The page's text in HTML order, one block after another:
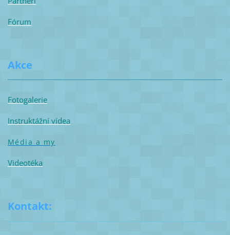
Fórum
Akce
Fotogalerie
Instruktážní videa
Média a my
Videotéka
Kontakt: